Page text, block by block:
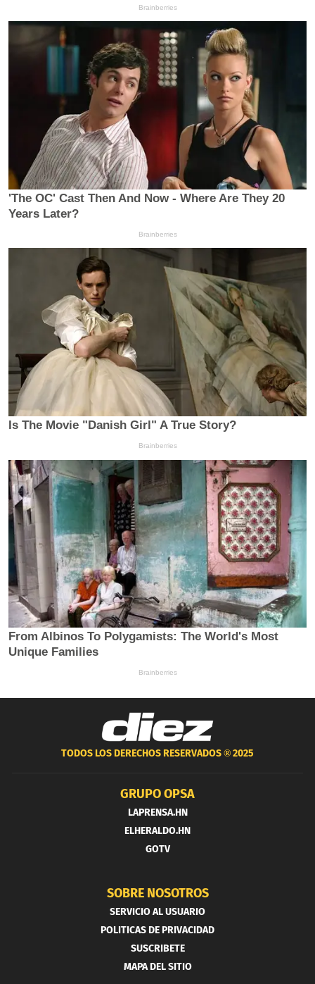
TODOS LOS DERECHOS RESERVADOS ®2025
GRUPO OPSA
LAPRENSA.HN
ELHERALDO.HN
GOTV
SOBRE NOSOTROS
SERVICIO AL USUARIO
POLITICAS DE PRIVACIDAD
SUSCRIBETE
MAPA DEL SITIO